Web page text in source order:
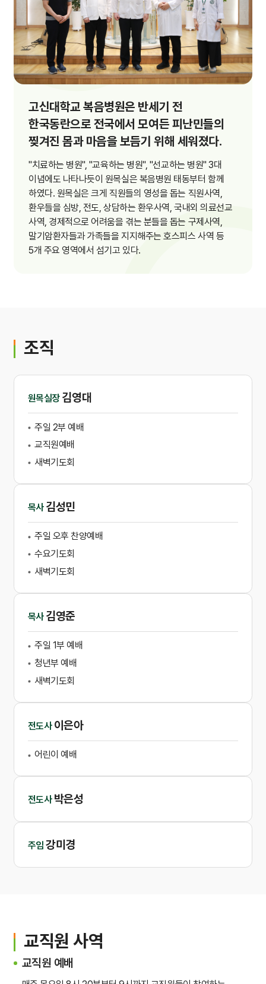
비급여수가
고신대학교 복음병원은 반세기 전
한국동란으로 전국에서 모여든 피난민들의
찢겨진 몸과 마음을 보듬기 위해 세워졌다.
"치료하는 병원", "교육하는 병원", "선교하는 병원" 3대
이념에도 나타나듯이 원목실은 복음병원 태동부터 함께
하였다. 원목실은 크게 직원들의 영성을 돕는 직원사역,
환우들을 심방, 전도, 상담하는 환우사역, 국내외 의료선교
사역, 경제적으로 어려움을 겪는 분들을 돕는 구제사역,
말기암환자들과 가족들을 지지해주는 호스피스 사역 등
5개 주요 영역에서 섬기고 있다.
조직
원목실장김영대
주일 2부 예배
교직원예배
새벽기도회
목사김성민
주일 오후 찬양예배
수요기도회
새벽기도회
목사김영준
주일 1부 예배
청년부 예배
새벽기도회
전도사이은아
어린이 예배
전도사박은성
주임 강미경
교직원 사역
교직원 예배